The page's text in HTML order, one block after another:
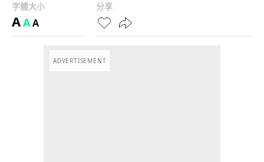
字體大小
AAA
分享
ADVERTISEMENT